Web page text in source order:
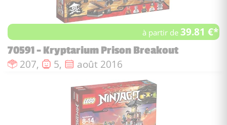
à partir de39.81 €*
70591 - Kryptarium Prison Breakout
Nombre de pièces :
207, Nombre de figurines :
5, Date de sortie :
août 2016